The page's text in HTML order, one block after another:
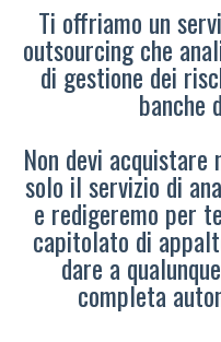
Ti offriamo un
outsourcing che
di gestione dei
banche
Non devi acquistare
solo il servizio di
e redigeremo per
capitolato di
dare a
completa